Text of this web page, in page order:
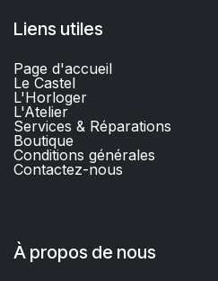
Liens utiles
Page d'accueil
Le Castel
L'Horloger
L'Atelier
Services & Réparations
Boutique
Conditions générales
Contactez-nous​
À propos de nous